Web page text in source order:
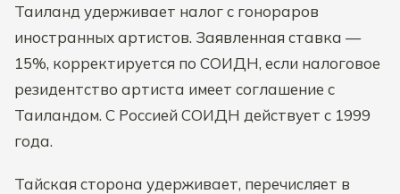
Таиланд удерживает налог с гонораров
иностранных артистов. Заявленная ставка —
15%, корректируется по СОИДН, если налоговое
резидентство артиста имеет соглашение с
Таиландом. С Россией СОИДН действует с 1999
года.
Тайская сторона удерживает, перечисляет в